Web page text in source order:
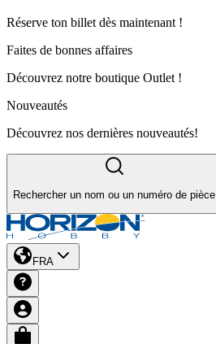
Réserve ton billet dès maintenant !
Faites de bonnes affaires
Découvrez notre boutique Outlet !
Nouveautés
Découvrez nos dernières nouveautés!
Rechercher un nom ou un numéro de pièce
FRA